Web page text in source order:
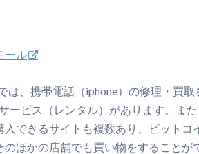
ール
は、携帯電話（iphone）の修理・買
ービス（レンタル）があります。ま
入できるサイトも複数あり、ビットコ
ほかの店舗でも買い物をすることが